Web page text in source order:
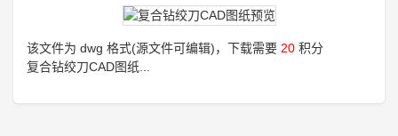
该文件为 dwg 格式(源文件可编辑)，下载需要 20 积分
复合钻绞刀CAD图纸...